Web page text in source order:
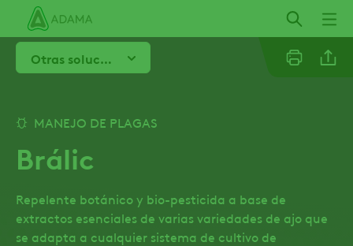
main
contentOtras soluciones ADAMA
MANEJO DE PLAGAS
Brálic
Repelente botánico y bio-pesticida a base de
extractos esenciales de varias variedades de ajo que
se adapta a cualquier sistema de cultivo de